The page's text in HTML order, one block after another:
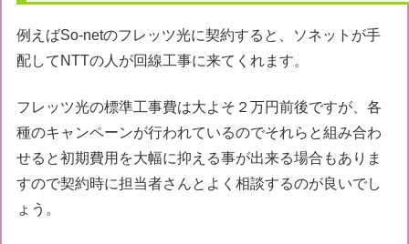
例えばSo-netのフレッツ光に契約すると、ソネットが手
配してNTTの人が回線工事に来てくれます。
フレッツ光の標準工事費は大よそ２万円前後ですが、各
種のキャンペーンが行われているのでそれらと組み合わ
せると初期費用を大幅に抑える事が出来る場合もありま
すので契約時に担当者さんとよく相談するのが良いでし
ょう。